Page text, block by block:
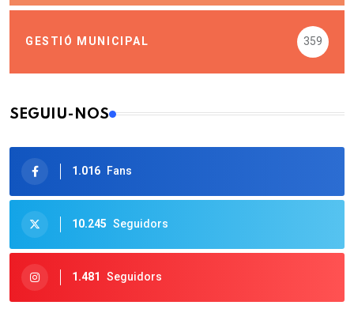
GESTIÓ MUNICIPAL 359
SEGUIU-NOS
1.016 Fans
10.245 Seguidors
1.481 Seguidors